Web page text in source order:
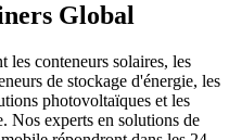
Global
les conteneurs solaires, les
de stockage d'énergie, les
photovoltaïques et les
Nos experts en solutions de